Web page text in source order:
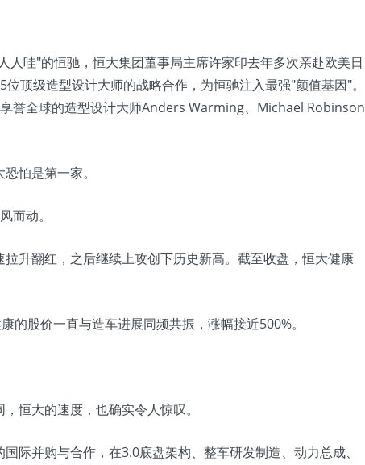
人哇"的恒驰，恒大集团董事局主席许家印去年多次亲赴欧美日
顶级造型设计大师的战略合作，为恒驰注入最强"颜值基因"。
誉全球的造型设计大师Anders Warming、Michael Robinson
怕是第一家。
而动。
升翻红，之后继续上攻创下历史新高。截至收盘，恒大健康
的股价一直与造车进展同频共振，涨幅接近500%。
恒大的速度，也确实令人惊叹。
际并购与合作，在3.0底盘架构、整车研发制造、动力总成、